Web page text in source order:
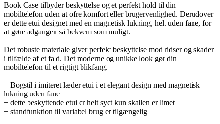
Book Case tilbyder beskyttelse og et perfekt hold til din
mobiltelefon uden at ofre komfort eller brugervenlighed. Derudover
er dette etui designet med en magnetisk lukning, helt uden fane, for
at gøre adgangen så bekvem som muligt.
Det robuste materiale giver perfekt beskyttelse mod ridser og skader
i tilfælde af et fald. Det moderne og unikke look gør din
mobiltelefon til et rigtigt blikfang.
+ Bogstil i imiteret læder etui i et elegant design med magnetisk
lukning uden fane
+ dette beskyttende etui er helt syet kun skallen er limet
+ standfunktion til variabel brug er tilgængelig